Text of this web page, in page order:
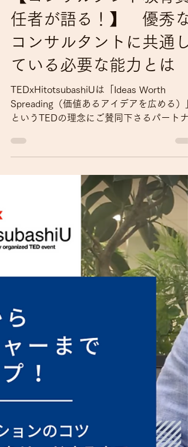
【コンサルタント教育責
任者が語る！】 優秀な
コンサルタントに共通し
ている必要な能力とは
TEDxHitotsubashiUは「Ideas Worth
回はTEDxHitotsubashiUをサポートしてく